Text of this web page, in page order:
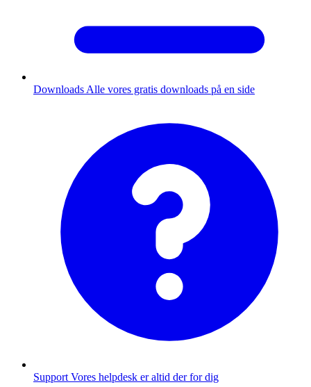
Downloads Alle vores gratis downloads på en side
Support Vores helpdesk er altid der for dig